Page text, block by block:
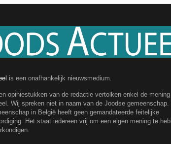
is een onafhankelijk nieuwsmedium.
opiniestukken van de redactie vertolken enkel de
Wij spreken niet in naam van de Joodse gemeenschap.
in België heeft geen gemandateerde feitelijke
Het staat iedereen vrij om een eigen mening te